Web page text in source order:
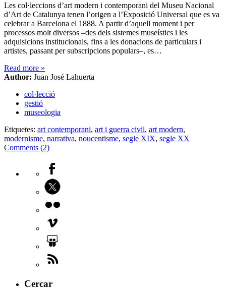
Les col·leccions d’art modern i contemporani del Museu Nacional
d’Art de Catalunya tenen l’origen a l’Exposició Universal que es va
celebrar a Barcelona el 1888. A partir d’aquell moment i per
processos molt diversos –des dels sistemes museístics i les
adquisicions institucionals, fins a les donacions de particulars i
artistes, passant per subscripcions populars–, es…
Read more »
Author: Juan José Lahuerta
col·lecció
gestió
museologia
Etiquetes: art contemporani, art i guerra civil, art modern,
modernisme, narrativa, noucentisme, segle XIX, segle XX
Comments (2)
Cercar